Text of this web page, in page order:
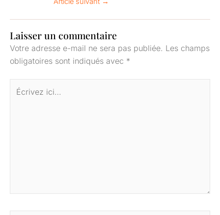
Laisser un commentaire
Votre adresse e-mail ne sera pas publiée. Les champs
obligatoires sont indiqués avec *
Écrivez